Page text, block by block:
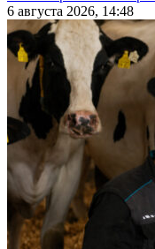
6 августа 2026, 14:48